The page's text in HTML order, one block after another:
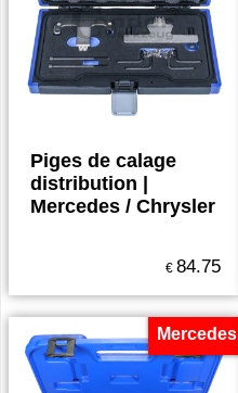
Piges de calage
distribution |
Mercedes / Chrysler
€ 84.75
Mercedes